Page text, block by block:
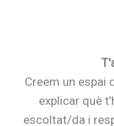
Creem un espai
explicar què
escoltat/da i